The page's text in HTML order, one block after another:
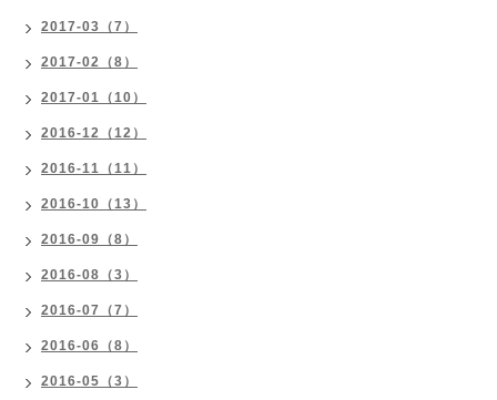
2017-03（7）
2017-02（8）
2017-01（10）
2016-12（12）
2016-11（11）
2016-10（13）
2016-09（8）
2016-08（3）
2016-07（7）
2016-06（8）
2016-05（3）